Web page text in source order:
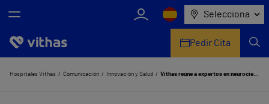
Selecciona
Nosotros
Pedir Cita
Hospitales Vithas Comunicación Innovación y Salud Vithas reúne a expertos en neurociencias para abordar las innovaciones en el cuidado de la salud cerebral